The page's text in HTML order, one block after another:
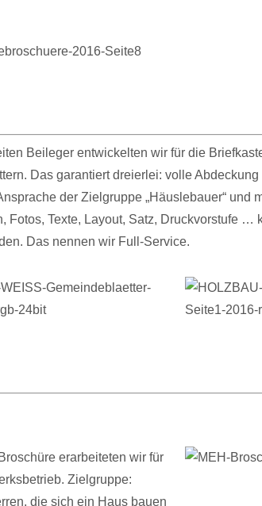
Beileger entwickelten wir für die
Das garantiert dreierlei: volle
der Zielgruppe „Häuslebauer“ und
Fotos, Texte, Layout, Satz, Druckvorstufe …
Das nennen wir Full-Service.
erarbeiteten wir für
Zielgruppe:
die sich ein Haus bauen